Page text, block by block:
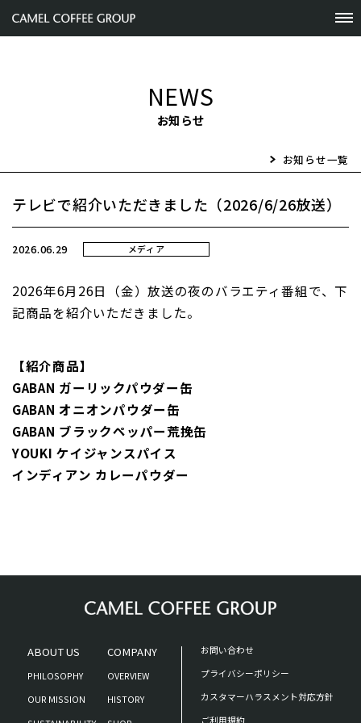
NEWS
お知らせ
お知らせ一覧
テレビで紹介いただきました（2026/6/26放送）
2026.06.29 メディア
2026年6月26日（金）放送の夜のバラエティ番組で、下
記商品を紹介いただきました。
【紹介商品】
GABAN ガーリックパウダー缶
GABAN オニオンパウダー缶
GABAN ブラックペッパー荒挽缶
YOUKI ケイジャンスパイス
インディアン カレーパウダー
ABOUT US
PHILOSOPHY
OUR MISSION
COMPANY
OVERVIEW
HISTORY
お問い合わせ
プライバシーポリシー
カスタマーハラスメント対応方針
ご利用規約